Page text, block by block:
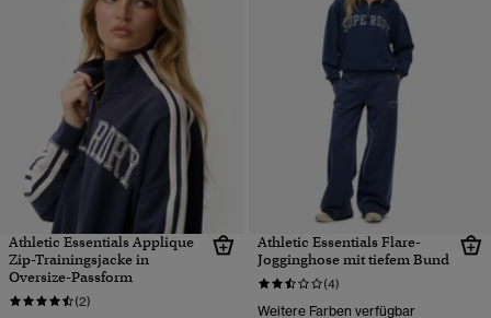
Athletic Essentials Applique
Zip-Trainingsjacke in
Oversize-Passform
(2)
Athletic Essentials Flare-
Jogginghose mit tiefem Bund
(4)
Weitere Farben verfügbar